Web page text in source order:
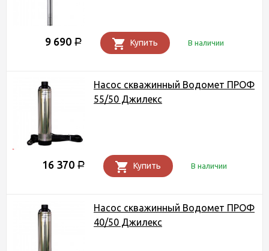
9 690 Р Купить В наличии
Насос скважинный Водомет ПРОФ
55/50 Джилекс
16 370 Р Купить В наличии
Насос скважинный Водомет ПРОФ
40/50 Джилекс